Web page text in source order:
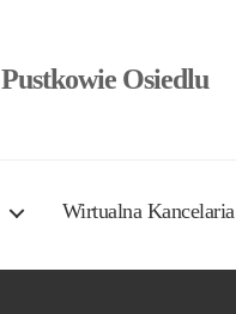
Osiedlu
Wirtualna Kancelaria